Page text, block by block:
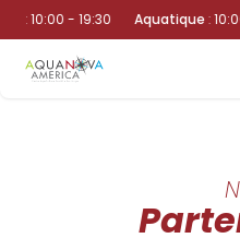
:10:00 - 19:30 Aquatique: